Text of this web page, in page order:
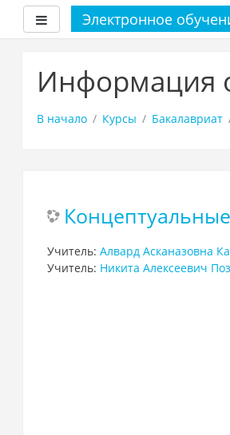
основному
Боковая панель
Электронное
Информация
В начало Курсы Бакалавриат
Учитель: Алвард Асканазовна
Учитель: Никита Алексеевич